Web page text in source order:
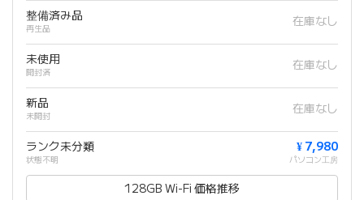
整備済み品
再生品
在庫なし
未使用
開封済
在庫なし
新品
未開封
在庫なし
ランク未分類
状態不明
¥ 7,980
パソコン工房
128GB Wi-Fi 価格推移